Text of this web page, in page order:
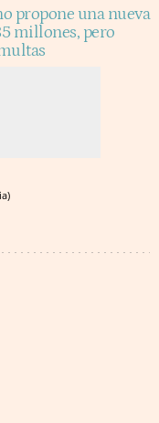
propone una nueva
millones, pero